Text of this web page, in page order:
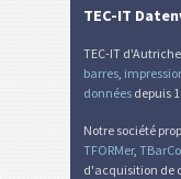
TEC-IT
TEC-IT
barres
données depuis
Notre société
TFORMer,
d'acquisition de